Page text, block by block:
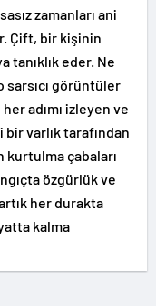
zamanları ani
Çift, bir kişinin
tanıklık eder. Ne
sarsıcı görüntüler
adımı izleyen ve
varlık tarafından
kurtulma çabaları
özgürlük ve
her durakta
kalma